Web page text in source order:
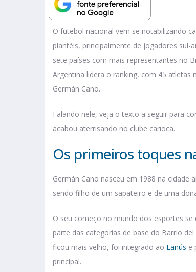
O futebol nacional vem se notabilizando
plantéis, principalmente de jogadores
sete países com mais representantes no
Argentina lidera o ranking, com 45
Germán Cano.
Falando nele, veja o texto a seguir para
acabou aterrisando no clube carioca.
Os primeiros toques
Germán Cano nasceu em 1988 na cidade
sendo filho de um sapateiro e de uma
O seu começo no mundo dos esportes
parte das categorias de base do Barrio
ficou mais velho, foi integrado ao Lanús e
principal.